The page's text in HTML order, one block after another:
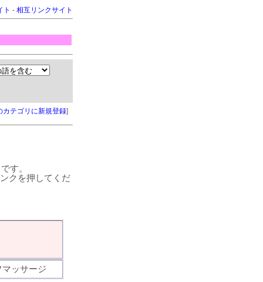
ト - 相互リンクサイト
カテゴリに新規登録]
す。
クを押してくだ
ッサージ